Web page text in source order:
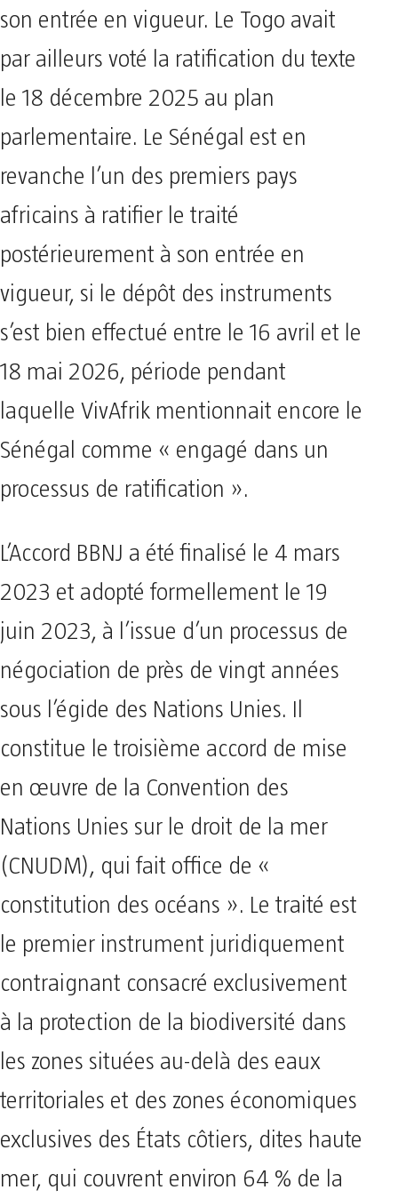
son entrée en vigueur. Le Togo avait
par ailleurs voté la ratification du texte
le 18 décembre 2025 au plan
parlementaire. Le Sénégal est en
revanche l’un des premiers pays
africains à ratifier le traité
postérieurement à son entrée en
vigueur, si le dépôt des instruments
s’est bien effectué entre le 16 avril et le
18 mai 2026, période pendant
laquelle VivAfrik mentionnait encore le
Sénégal comme « engagé dans un
processus de ratification ».
L’Accord BBNJ a été finalisé le 4 mars
2023 et adopté formellement le 19
juin 2023, à l’issue d’un processus de
négociation de près de vingt années
sous l’égide des Nations Unies. Il
constitue le troisième accord de mise
en œuvre de la Convention des
Nations Unies sur le droit de la mer
(CNUDM), qui fait office de «
constitution des océans ». Le traité est
le premier instrument juridiquement
contraignant consacré exclusivement
à la protection de la biodiversité dans
les zones situées au-delà des eaux
territoriales et des zones économiques
exclusives des États côtiers, dites haute
mer, qui couvrent environ 64 % de la